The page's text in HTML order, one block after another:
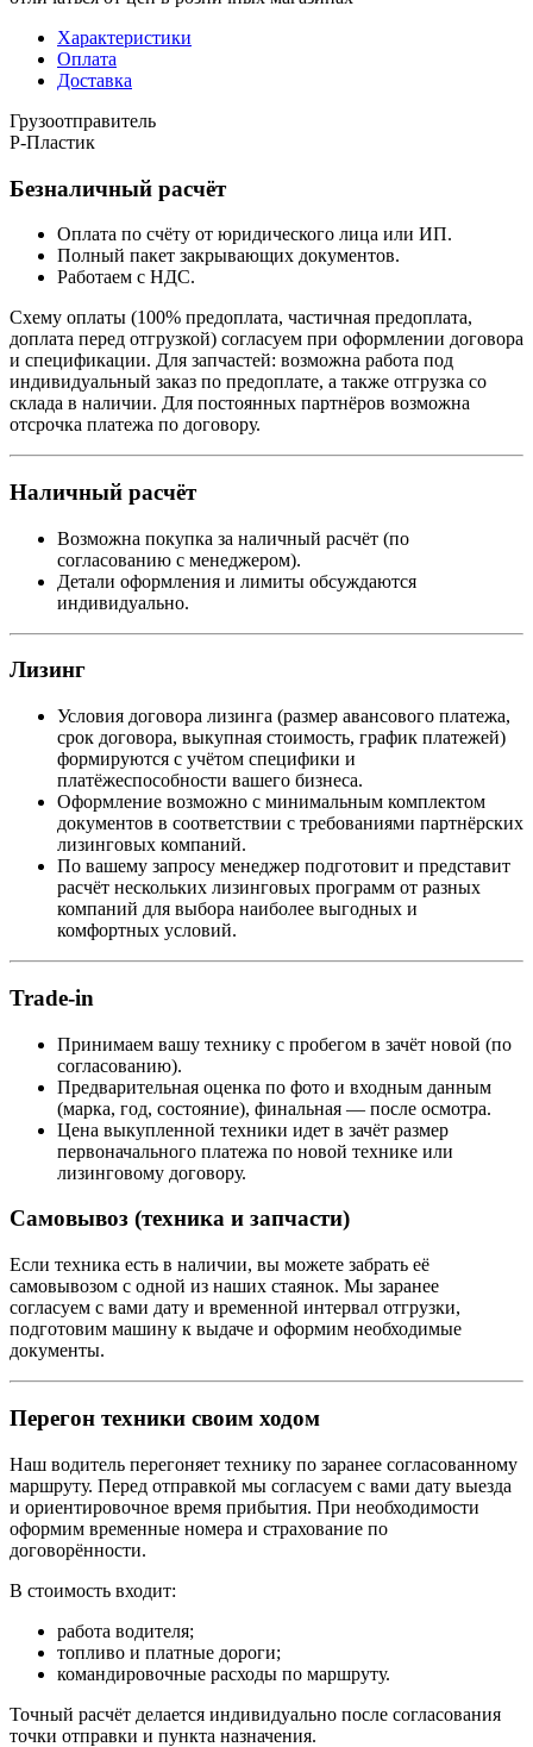
Характеристики
Оплата
Доставка
Грузоотправитель
Р-Пластик
Безналичный расчёт
Оплата по счёту от юридического лица или ИП.
Полный пакет закрывающих документов.
Работаем с НДС.
Схему оплаты (100% предоплата, частичная предоплата,
доплата перед отгрузкой) согласуем при оформлении договора
и спецификации. Для запчастей: возможна работа под
индивидуальный заказ по предоплате, а также отгрузка со
склада в наличии. Для постоянных партнёров возможна
отсрочка платежа по договору.
Наличный расчёт
Возможна покупка за наличный расчёт (по
согласованию с менеджером).
Детали оформления и лимиты обсуждаются
индивидуально.
Лизинг
Условия договора лизинга (размер авансового платежа,
срок договора, выкупная стоимость, график платежей)
формируются с учётом специфики и
платёжеспособности вашего бизнеса.
Оформление возможно с минимальным комплектом
документов в соответствии с требованиями партнёрских
лизинговых компаний.
По вашему запросу менеджер подготовит и представит
расчёт нескольких лизинговых программ от разных
компаний для выбора наиболее выгодных и
комфортных условий.
Trade-in
Принимаем вашу технику с пробегом в зачёт новой (по
согласованию).
Предварительная оценка по фото и входным данным
(марка, год, состояние), финальная — после осмотра.
Цена выкупленной техники идет в зачёт размер
первоначального платежа по новой технике или
лизинговому договору.
Самовывоз (техника и запчасти)
Если техника есть в наличии, вы можете забрать её
самовывозом с одной из наших стаянок. Мы заранее
согласуем с вами дату и временной интервал отгрузки,
подготовим машину к выдаче и оформим необходимые
документы.
Перегон техники своим ходом
Наш водитель перегоняет технику по заранее согласованному
маршруту. Перед отправкой мы согласуем с вами дату выезда
и ориентировочное время прибытия. При необходимости
оформим временные номера и страхование по
договорённости.
В стоимость входит:
работа водителя;
топливо и платные дороги;
командировочные расходы по маршруту.
Точный расчёт делается индивидуально после согласования
точки отправки и пункта назначения.